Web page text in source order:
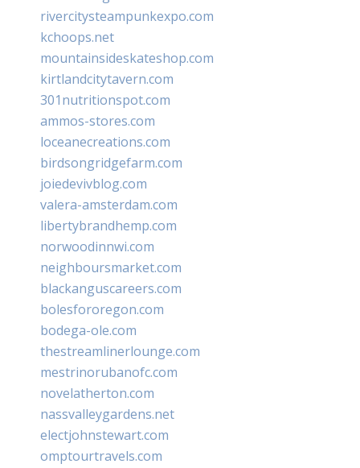
rivercitysteampunkexpo.com
kchoops.net
mountainsideskateshop.com
kirtlandcitytavern.com
301nutritionspot.com
ammos-stores.com
loceanecreations.com
birdsongridgefarm.com
joiedevivblog.com
valera-amsterdam.com
libertybrandhemp.com
norwoodinnwi.com
neighboursmarket.com
blackanguscareers.com
bolesfororegon.com
bodega-ole.com
thestreamlinerlounge.com
mestrinorubanofc.com
novelatherton.com
nassvalleygardens.net
electjohnstewart.com
omptourtravels.com